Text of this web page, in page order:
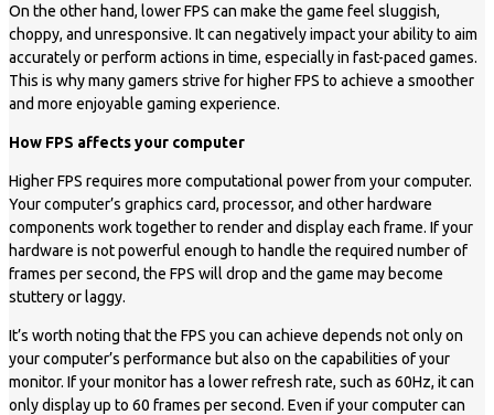
On the other hand, lower FPS can make the game feel sluggish,
choppy, and unresponsive. It can negatively impact your ability to aim
accurately or perform actions in time, especially in fast-paced games.
This is why many gamers strive for higher FPS to achieve a smoother
and more enjoyable gaming experience.
How FPS affects your computer
Higher FPS requires more computational power from your computer.
Your computer’s graphics card, processor, and other hardware
components work together to render and display each frame. If your
hardware is not powerful enough to handle the required number of
frames per second, the FPS will drop and the game may become
stuttery or laggy.
It’s worth noting that the FPS you can achieve depends not only on
your computer’s performance but also on the capabilities of your
monitor. If your monitor has a lower refresh rate, such as 60Hz, it can
only display up to 60 frames per second. Even if your computer can